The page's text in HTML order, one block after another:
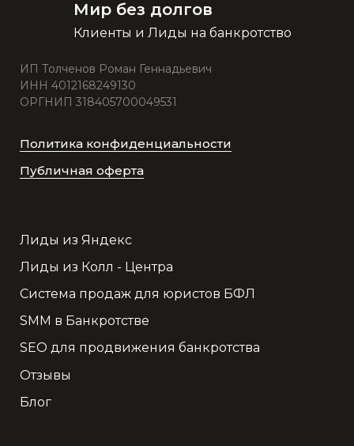
Мир без долгов
Клиенты и Лиды на банкротство
ИП Толченов Роман Геннадьевич
ИНН 4012168249130
ОРГНИП 318405700049531
Политика конфиденциальности
Публичная оферта
Лиды из Яндекс
Лиды из Колл - Центра
Система продаж для юристов БФЛ
SMM в Банкротстве
SEO для продвижения банкротства
Отзывы
Блог